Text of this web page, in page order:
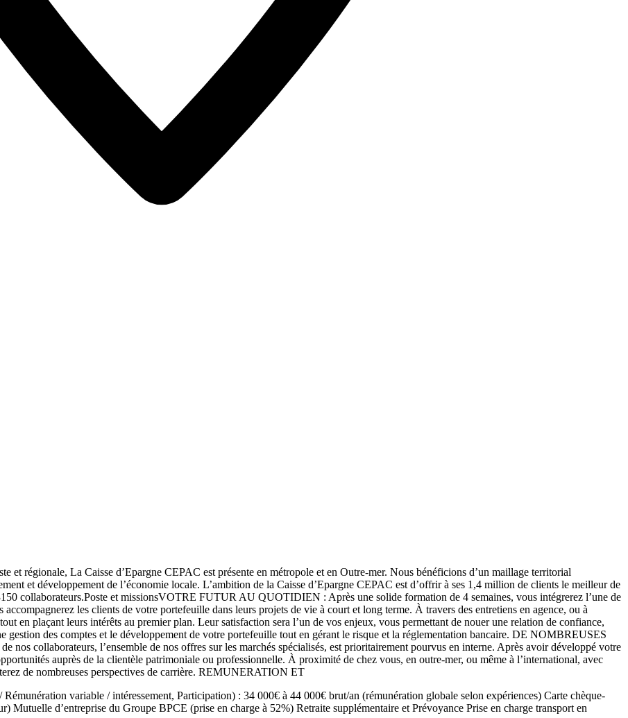
régionale, La Caisse d’Epargne CEPAC est présente en métropole et en Outre-mer. Nous bénéficions d’un maillage territorial
et développement de l’économie locale. L’ambition de la Caisse d’Epargne CEPAC est d’offrir à ses 1,4 million de clients le meilleur de
collaborateurs.Poste et missionsVOTRE FUTUR AU QUOTIDIEN : Après une solide formation de 4 semaines, vous intégrerez l’une de
les clients de votre portefeuille dans leurs projets de vie à court et long terme. À travers des entretiens en agence, ou à
en plaçant leurs intérêts au premier plan. Leur satisfaction sera l’un de vos enjeux, vous permettant de nouer une relation de confiance,
gestion des comptes et le développement de votre portefeuille tout en gérant le risque et la réglementation bancaire. DE NOMBREUSES
collaborateurs, l’ensemble de nos offres sur les marchés spécialisés, est prioritairement pourvus en interne. Après avoir développé votre
auprès de la clientèle patrimoniale ou professionnelle. À proximité de chez vous, en outre-mer, ou même à l’international, avec
de nombreuses perspectives de carrière. REMUNERATION ET
variable / intéressement, Participation) : 34 000€ à 44 000€ brut/an (rémunération globale selon expériences) Carte chèque-
Mutuelle d’entreprise du Groupe BPCE (prise en charge à 52%) Retraite supplémentaire et Prévoyance Prise en charge transport en